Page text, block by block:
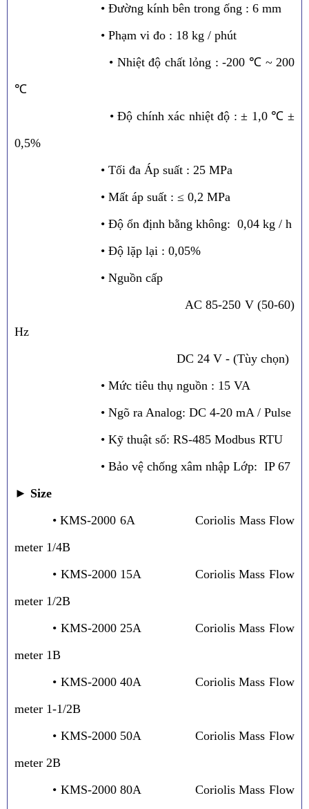
• Đường kính bên trong ống : 6 mm
• Phạm vi đo : 18 kg / phút
• Nhiệt độ chất lỏng : -200 ℃ ~ 200
℃
• Độ chính xác nhiệt độ : ± 1,0 ℃ ±
0,5%
• Tối đa Áp suất : 25 MPa
• Mất áp suất : ≤ 0,2 MPa
• Độ ổn định bằng không: 0,04 kg / h
• Độ lặp lại : 0,05%
• Nguồn cấp
AC 85-250 V (50-60)
Hz
DC 24 V - (Tùy chọn)
• Mức tiêu thụ nguồn : 15 VA
• Ngõ ra Analog: DC 4-20 mA / Pulse
• Kỹ thuật số: RS-485 Modbus RTU
• Bảo vệ chống xâm nhập Lớp: IP 67
► Size
• KMS-2000 6A Coriolis Mass Flow
meter 1/4B
• KMS-2000 15A Coriolis Mass Flow
meter 1/2B
• KMS-2000 25A Coriolis Mass Flow
meter 1B
• KMS-2000 40A Coriolis Mass Flow
meter 1-1/2B
• KMS-2000 50A Coriolis Mass Flow
meter 2B
• KMS-2000 80A Coriolis Mass Flow